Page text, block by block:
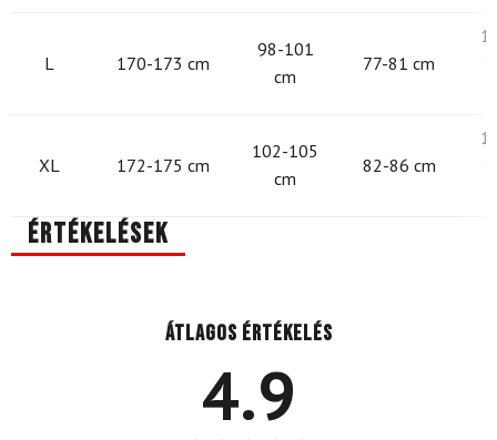
L 170-173 cm
98-101
cm
77-81 cm
XL 172-175 cm
102-105
cm
82-86 cm
Értékelések
Átlagos értékelés
4.9